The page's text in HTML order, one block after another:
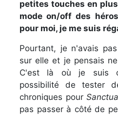
petites touches en
mode on/off des
pour moi, je me suis
Pourtant, je n'avais
sur elle et je pensais
C'est là où je suis
possibilité de tester
chroniques pour
pas passer à côté de